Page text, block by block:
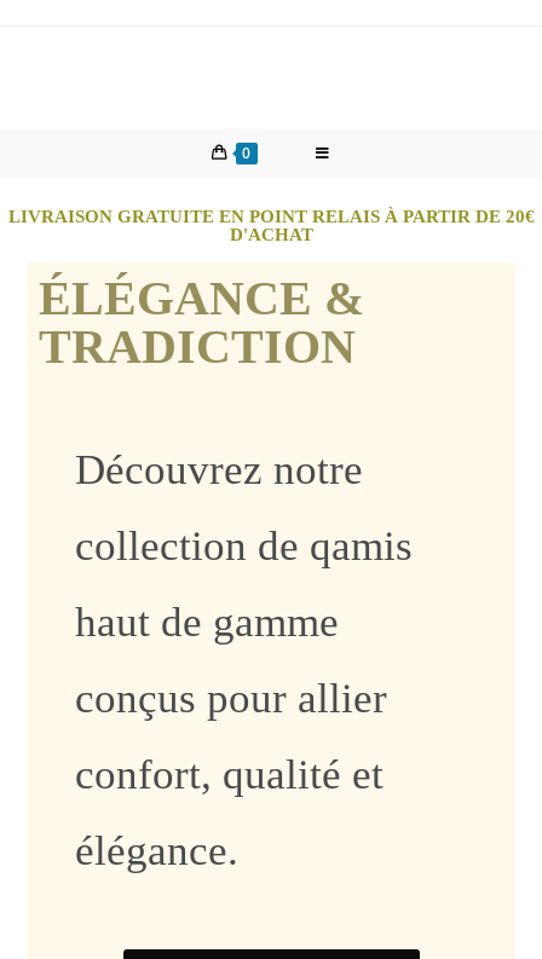
0
LIVRAISON GRATUITE EN POINT RELAIS À PARTIR DE 20€
D'ACHAT
ÉLÉGANCE &
TRADICTION
Découvrez notre
collection de qamis
haut de gamme
conçus pour allier
confort, qualité et
élégance.